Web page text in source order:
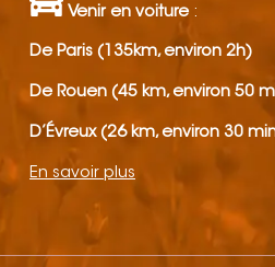
Venir en voiture :
De Paris (135km, environ 2h)
De Rouen (45 km, environ 50
D’Évreux (26 km, environ 30
En savoir plus